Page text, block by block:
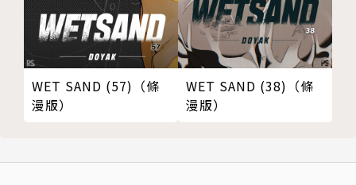
WET SAND (57)（條
漫版）
WET SAND (38)（條
漫版）